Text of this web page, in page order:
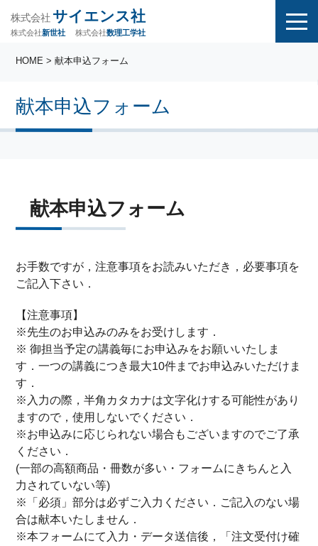
株式会社 サイエンス社
株式会社新世社 株式会社数理工学社
献本申込フォーム
HOME > 献本申込フォーム
献本申込フォーム
お手数ですが，注意事項をお読みいただき，必要事項を
ご記入下さい．
【注意事項】
※先生のお申込みのみをお受けします．
※ 御担当予定の講義毎にお申込みをお願いいたしま
す．一つの講義につき最大10件までお申込みいただけま
す．
※入力の際，半角カタカナは文字化けする可能性があり
ますので，使用しないでください．
※お申込みに応じられない場合もございますのでご了承
ください．
(一部の高額商品・冊数が多い・フォームにきちんと入
力されていない等)
※「必須」部分は必ずご入力ください．ご記入のない場
合は献本いたしません．
※本フォームにて入力・データ送信後，「注文受付け確